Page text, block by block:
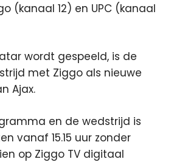
(kanaal 12) en UPC (kanaal
wordt gespeeld, is de
met Ziggo als nieuwe
Ajax.
en de wedstrijd is
vanaf 15.15 uur zonder
op Ziggo TV digitaal